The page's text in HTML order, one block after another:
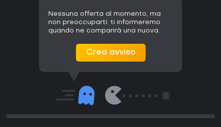
Nessuna offerta al momento, ma
non preoccuparti: ti informeremo
quando ne comparirà una nuova.
Crea avviso